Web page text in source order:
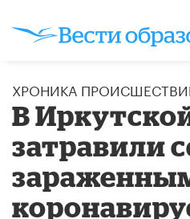
ХРОНИКА
В
затравили